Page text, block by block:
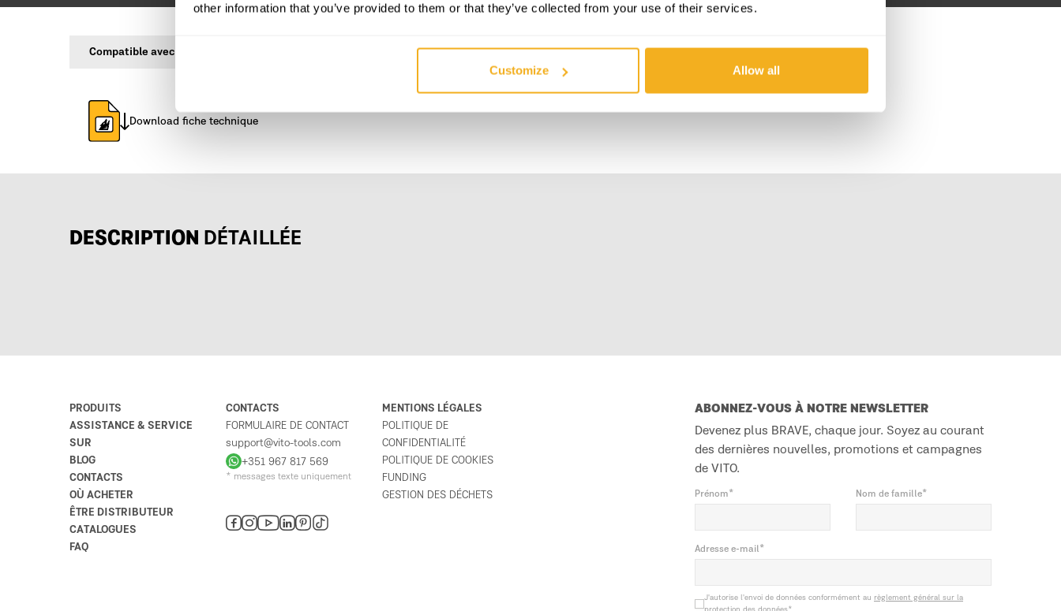
other information that you’ve provided to them or that they’ve collected from your use of their services.
Customize Allow all
Compatible avec VIML65L, VIML70
Download fiche technique
DESCRIPTION DÉTAILLÉE
PRODUITS
ASSISTANCE & SERVICE
SUR
BLOG
CONTACTS
OÙ ACHETER
ÊTRE DISTRIBUTEUR
CATALOGUES
FAQ
CONTACTS
FORMULAIRE DE CONTACT
support@vito-tools.com
+351 967 817 569
* messages texte uniquement
MENTIONS LÉGALES
POLITIQUE DE
CONFIDENTIALITÉ
POLITIQUE DE COOKIES
FUNDING
GESTION DES DÉCHETS
ABONNEZ-VOUS À NOTRE NEWSLETTER
Devenez plus BRAVE, chaque jour. Soyez au courant
des dernières nouvelles, promotions et campagnes
de VITO.
Prénom* Nom de famille*
Adresse e-mail*
J'autorise l'envoi de données conformément au règlement général sur la